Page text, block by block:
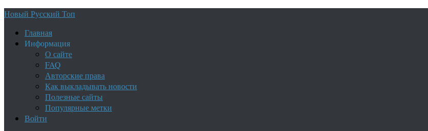
Новый Русский Топ
Главная
Информация
О сайте
FAQ
Авторские права
Как выкладывать новости
Полезные сайты
Популярные метки
Войти